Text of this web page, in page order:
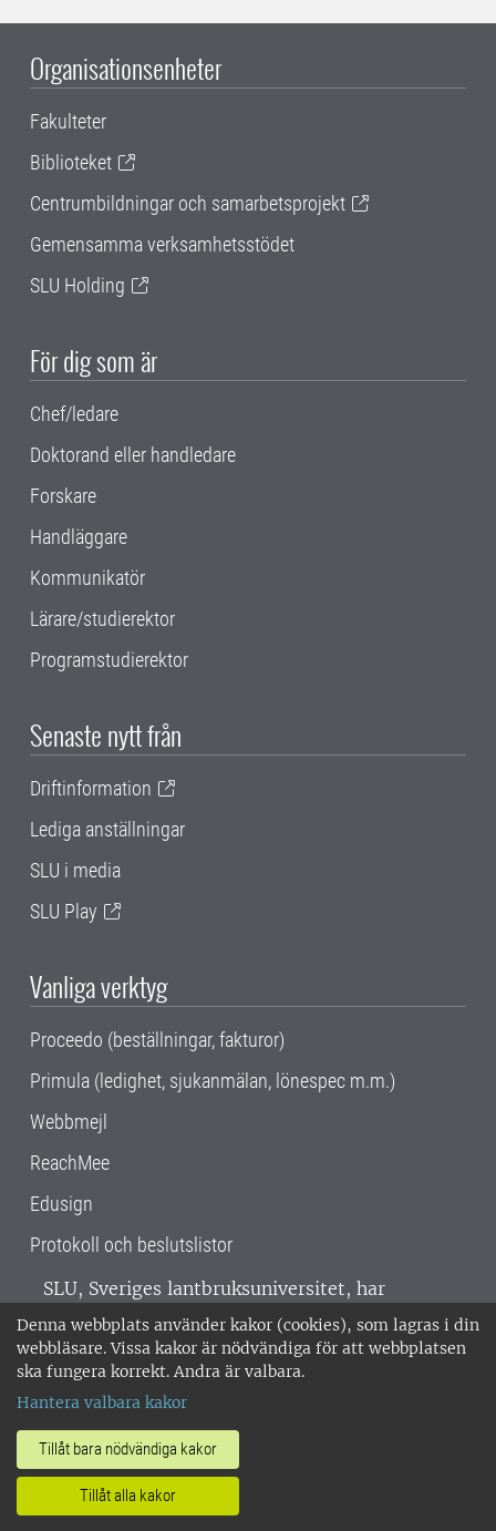
Denna webbplats använder kakor (cookies), som lagras i din
webbläsare. Vissa kakor är nödvändiga för att webbplatsen
ska fungera korrekt. Andra är valbara.
Hantera valbara kakor
Tillåt bara nödvändiga kakor
Tillåt alla kakor
Organisationsenheter
Fakulteter
Biblioteket
Centrumbildningar och samarbetsprojekt
Gemensamma verksamhetsstödet
SLU Holding
För dig som är
Chef/ledare
Doktorand eller handledare
Forskare
Handläggare
Kommunikatör
Lärare/studierektor
Programstudierektor
Senaste nytt från
Driftinformation
Lediga anställningar
SLU i media
SLU Play
Vanliga verktyg
Proceedo (beställningar, fakturor)
Primula (ledighet, sjukanmälan, lönespec m.m.)
Webbmejl
ReachMee
Edusign
Protokoll och beslutslistor
SLU, Sveriges lantbruksuniversitet, har
verksamhet över hela Sverige. Huvudorter är
Alnarp, Uppsala och Umeå.SLU är
miljöcertifierat enligt ISO 14001. •
018-67 10 00 • Org nr: 202100-2817 •
Om SLU:s webbplatser
•Hantera kakor•Behandling av
personuppgifter